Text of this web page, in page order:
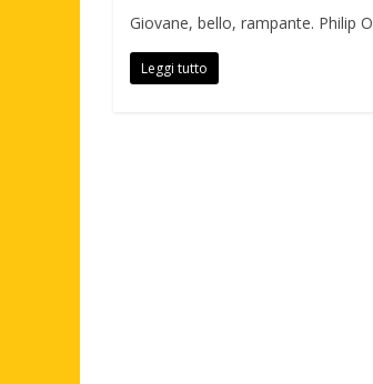
Giovane, bello, rampante. Philip
Leggi tutto